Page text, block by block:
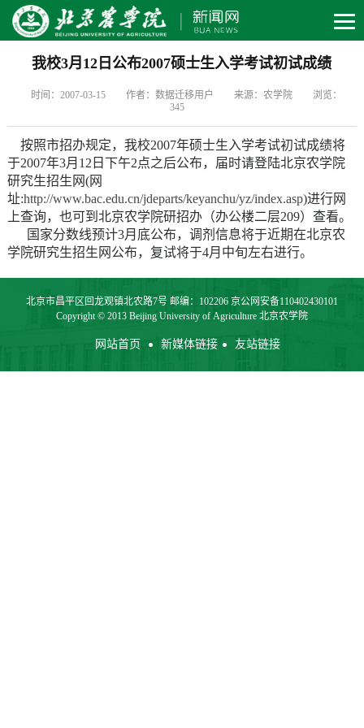
我校3月12日公布2007硕士生入学考试初试成绩
时间：2007-03-15 作者：数据迁移用户 来源：农学院
浏览：
345
按照市招办规定，我校2007年硕士生入学考试初试成绩将
于2007年3月12日下午2点之后公布，届时请登陆北京农学院
研究生招生网(网
址:http://www.bac.edu.cn/jdeparts/keyanchu/yz/index.asp)进行网
上查询，也可到北京农学院研招办（办公楼二层209）查看。
国家分数线预计3月底公布，调剂信息将于近期在北京农
学院研究生招生网公布，复试将于4月中旬左右进行。
北京市昌平区回龙观镇北农路7号 邮编：102206 京公网安备110402430101
Copyright © 2013 Beijing University of Agriculture 北京农学院
网站首页 新媒体链接 友站链接